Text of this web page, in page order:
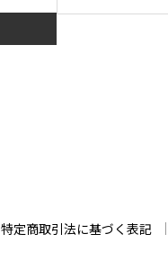
特定商取引法に基づく表記